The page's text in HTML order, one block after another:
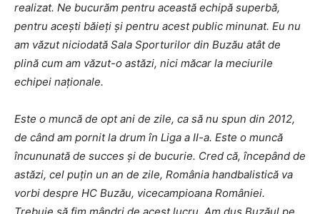
realizat. Ne bucurăm pentru această echipă superbă,
pentru acești băieți și pentru acest public minunat. Eu nu
am văzut niciodată Sala Sporturilor din Buzău atât de
plină cum am văzut-o astăzi, nici măcar la meciurile
echipei naționale.
Este o muncă de opt ani de zile, ca să nu spun din 2012,
de când am pornit la drum în Liga a II-a. Este o muncă
încununată de succes și de bucurie. Cred că, începând de
astăzi, cel puțin un an de zile, România handbalistică va
vorbi despre HC Buzău, vicecampioana României.